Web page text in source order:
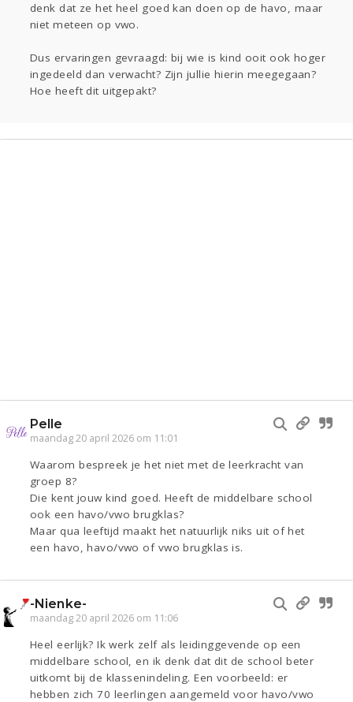
denk dat ze het heel goed kan doen op de havo, maar
niet meteen op vwo.
Dus ervaringen gevraagd: bij wie is kind ooit ook hoger
ingedeeld dan verwacht? Zijn jullie hierin meegegaan?
Hoe heeft dit uitgepakt?
Pelle
maandag 20 april 2026 om 11:01
Waarom bespreek je het niet met de leerkracht van
groep 8?
Die kent jouw kind goed. Heeft de middelbare school
ook een havo/vwo brugklas?
Maar qua leeftijd maakt het natuurlijk niks uit of het
een havo, havo/vwo of vwo brugklas is.
-Nienke-
maandag 20 april 2026 om 11:06
Heel eerlijk? Ik werk zelf als leidinggevende op een
middelbare school, en ik denk dat dit de school beter
uitkomt bij de klassenindeling. Een voorbeeld: er
hebben zich 70 leerlingen aangemeld voor havo/vwo